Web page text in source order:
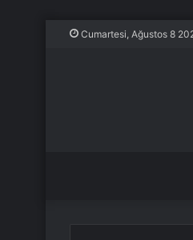
Cumartesi, Ağustos 8